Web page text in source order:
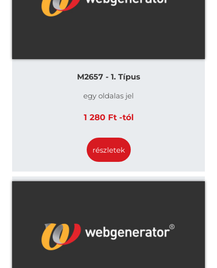
M2657 - 1. Típus
egy oldalas jel
1 280 Ft -tól
részletek